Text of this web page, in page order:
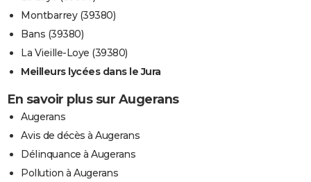
Montbarrey (39380)
Bans (39380)
La Vieille-Loye (39380)
Meilleurs lycées dans le Jura
En savoir plus sur Augerans
Augerans
Avis de décès à Augerans
Délinquance à Augerans
Pollution à Augerans